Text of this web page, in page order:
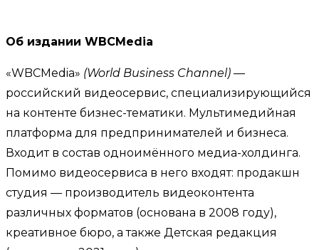
Об издании WBCMedia
«WBCMedia» (World Business Channel) —
российский видеосервис, специализирующийся
на контенте бизнес-тематики. Мультимедийная
платформа для предпринимателей и бизнеса.
Входит в состав одноимённого медиа-холдинга.
Помимо видеосервиса в него входят: продакшн
студия — производитель видеоконтента
различных форматов (основана в 2008 году),
креативное бюро, а также Детская редакция